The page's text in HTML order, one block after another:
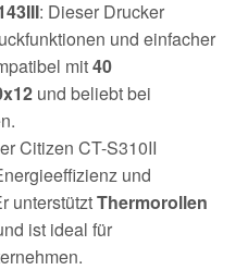
: Dieser Drucker
und einfacher
mit40
und beliebt bei
Citizen CT-S310II
und
unterstütztThermorollen
ist ideal für